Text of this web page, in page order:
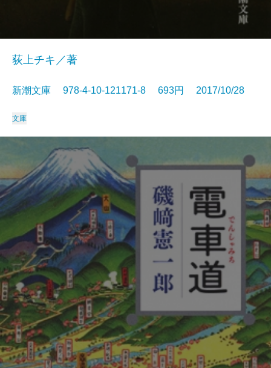
荻上チキ／著
新潮文庫 978-4-10-121171-8 693円 2017/10/28
文庫